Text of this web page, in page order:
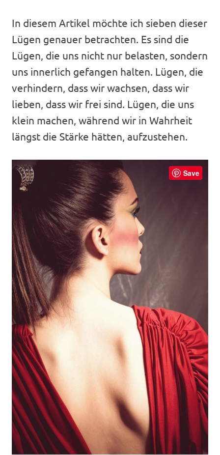
In diesem Artikel möchte ich sieben dieser
Lügen genauer betrachten. Es sind die
Lügen, die uns nicht nur belasten, sondern
uns innerlich gefangen halten. Lügen, die
verhindern, dass wir wachsen, dass wir
lieben, dass wir frei sind. Lügen, die uns
klein machen, während wir in Wahrheit
längst die Stärke hätten, aufzustehen.
Save